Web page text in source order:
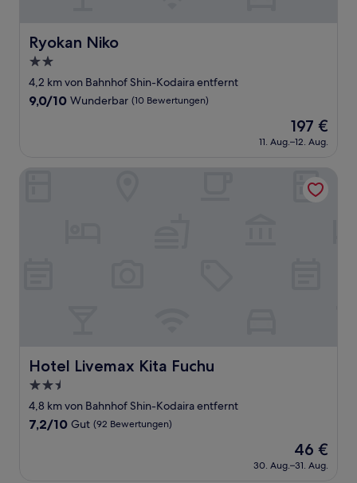
Ryokan Niko
Ryokan Niko
2.0-
Sterne-
Unterkunft
4,2 km von Bahnhof Shin-Kodaira entfernt
9.0
Bewertungen)
9,0/10 Wunderbar (10 Bewertungen)
Der
Preis
beträgt
197 €
11. Aug.–12. Aug.
Hotel Livemax Kita Fuchu
Hotel Livemax Kita Fuchu
2.5-
Sterne-
Unterkunft
4,8 km von Bahnhof Shin-Kodaira entfernt
7.2
7,2/10 Gut (92 Bewertungen)
Der
Preis
beträgt
46 €
30. Aug.–31. Aug.